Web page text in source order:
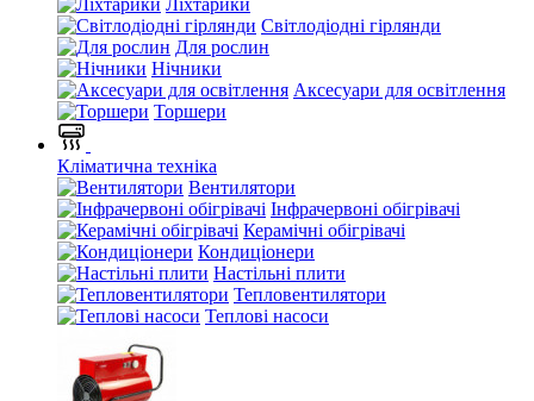
Ліхтарики
Світлодіодні гірлянди
Для рослин
Нічники
Аксесуари для освітлення
Торшери
Кліматична техніка
Вентилятори
Інфрачервоні обігрівачі
Керамічні обігрівачі
Кондиціонери
Настільні плити
Тепловентилятори
Теплові насоси